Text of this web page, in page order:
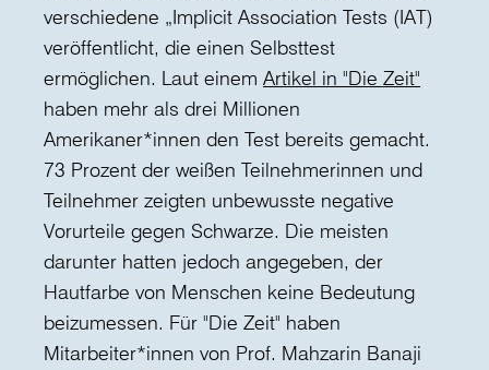
verschiedene „Implicit Association Tests (IAT)
veröffentlicht, die einen Selbsttest
ermöglichen. Laut einem Artikel in "Die Zeit"
haben mehr als drei Millionen
Amerikaner*innen den Test bereits gemacht.
73 Prozent der weißen Teilnehmerinnen und
Teilnehmer zeigten unbewusste negative
Vorurteile gegen Schwarze. Die meisten
darunter hatten jedoch angegeben, der
Hautfarbe von Menschen keine Bedeutung
beizumessen. Für "Die Zeit" haben
Mitarbeiter*innen von Prof. Mahzarin Banaji